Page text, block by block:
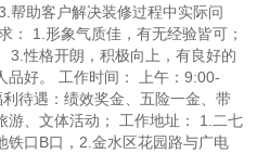
帮助客户解决装修过程中实际问
： 1.形象气质佳，有无经验皆可；
3.性格开朗，积极向上，有良好的
品好。 工作时间： 上午：9:00-
待遇：绩效奖金、五险一金、带
游、文体活动； 工作地址： 1.二七
铁口B口，2.金水区花园路与广电